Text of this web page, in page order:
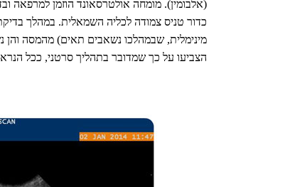
(אלבומין). מומחה אולטרסאונד הוזמן
כדור טניס צמודה לכליה השמאלית. במהלך
מינימלית, שבמהלכו נשאבים תאים) מהמסה והן
הצביעו על כך שמדובר בתהליך סרטני, ככל